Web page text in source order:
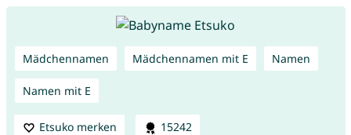
Mädchennamen Mädchennamen mit E Namen
Namen mit E
Etsuko merken 15242